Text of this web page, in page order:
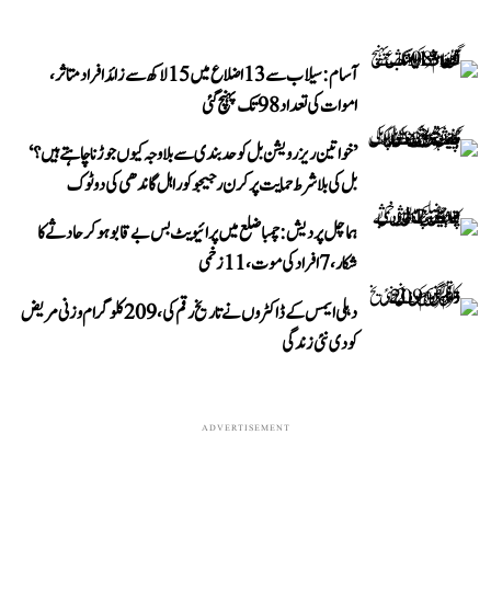
آسام: سیلاب سے 13 اضلاع میں 15 لاکھ سے زائد افراد متاثر،
اموات کی تعداد 98 تک پہنچ گئی
’خواتین ریزرویشن بل کو حدبندی سے بلا وجہ کیوں جوڑنا چاہتے ہیں؟‘
بل کی بلا شرط حمایت پر کرن رجیجو کو راہل گاندھی کی دوٹوک
ہماچل پردیش: چمبا ضلع میں پرائیویٹ بس بے قابو ہوکر حادثے کا
شکار، 7 افراد کی موت، 11 زخمی
دہلی ایمس کے ڈاکٹروں نے تاریخ رقم کی، 209 کلوگرام وزنی مریض
کو دی نئی زندگی
ADVERTISEMENT